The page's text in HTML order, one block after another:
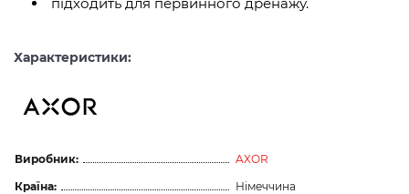
Характеристики:
Виробник:
AXOR
Країна:
Німеччина